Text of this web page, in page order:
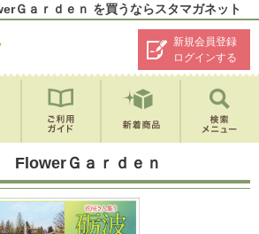
Ｇａｒｄｅｎ を買うならスタマガネット
新規会員登録
ログインする
FlowerＧａｒｄｅｎ